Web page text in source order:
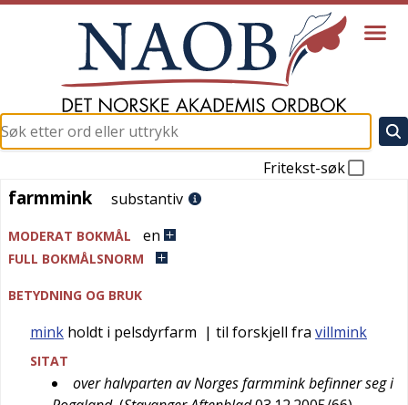
Fritekst-søk
farmmink
farmmink substantiv
MODERAT BOKMÅL en
FULL BOKMÅLSNORM
BETYDNING OG BRUK
mink holdt i pelsdyrfarm | til forskjell fra villmink
SITAT
over halvparten av Norges farmmink befinner seg i